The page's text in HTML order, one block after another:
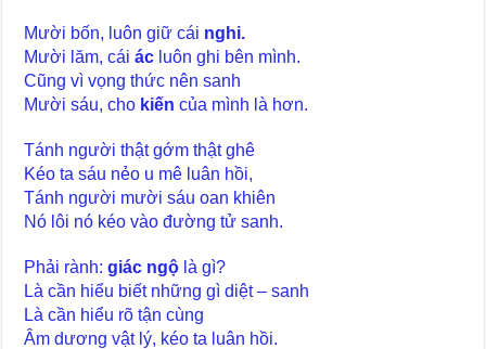
Mười bốn, luôn giữ cái nghi.
Mười lăm, cáiác luôn ghi bên mình.
Cũng vì vọng thức nên sanh
Mười sáu, cho kiến của mình là hơn.
Tánh người thật gớm thật ghê
Kéo ta sáu nẻo u mê luân hồi,
Tánh người mười sáu oan khiên
Nó lôi nó kéo vào đường tử sanh.
Phải rành:giác ngộ là gì?
Là cần hiểu biết những gì diệt – sanh
Là cần hiểu rõ tận cùng
Âm dương vật lý, kéo ta luân hồi.